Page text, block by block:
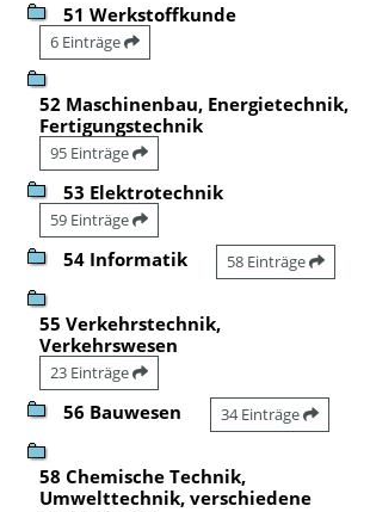
51 Werkstoffkunde
6 Einträge
52 Maschinenbau, Energietechnik,
Fertigungstechnik
95 Einträge
53 Elektrotechnik
59 Einträge
54 Informatik 58 Einträge
55 Verkehrstechnik,
Verkehrswesen
23 Einträge
56 Bauwesen 34 Einträge
58 Chemische Technik,
Umwelttechnik, verschiedene